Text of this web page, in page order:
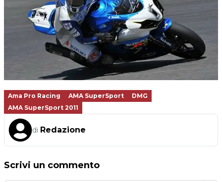
Ama Pro Racing AMA SuperSport
DMG
AMA SuperSport 2011
di Redazione
Scrivi un commento